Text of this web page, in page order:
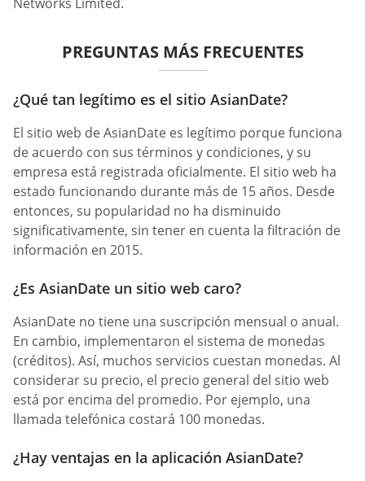
PREGUNTAS MÁS FRECUENTES
¿Qué tan legítimo es el sitio AsianDate?
El sitio web de AsianDate es legítimo porque funciona
de acuerdo con sus términos y condiciones, y su
empresa está registrada oficialmente. El sitio web ha
estado funcionando durante más de 15 años. Desde
entonces, su popularidad no ha disminuido
significativamente, sin tener en cuenta la filtración de
información en 2015.
¿Es AsianDate un sitio web caro?
AsianDate no tiene una suscripción mensual o anual.
En cambio, implementaron el sistema de monedas
(créditos). Así, muchos servicios cuestan monedas. Al
considerar su precio, el precio general del sitio web
está por encima del promedio. Por ejemplo, una
llamada telefónica costará 100 monedas.
¿Hay ventajas en la aplicación AsianDate?